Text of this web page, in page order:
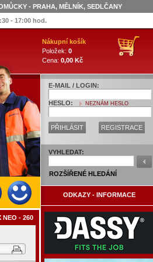
- PRAHA, MĚLNÍK, SEDLČANY
- 17:00 hod.
- 260
Nákupní košík
Položek: 0
Cena: 0,00 Kč
E-MAIL / LOGIN:
HESLO: NEZNÁM HESLO
PŘIHLÁSIT REGISTRACE
VYHLEDAT:
ROZŠÍŘENÉ HLEDÁNÍ
ODKAZY - INFORMACE